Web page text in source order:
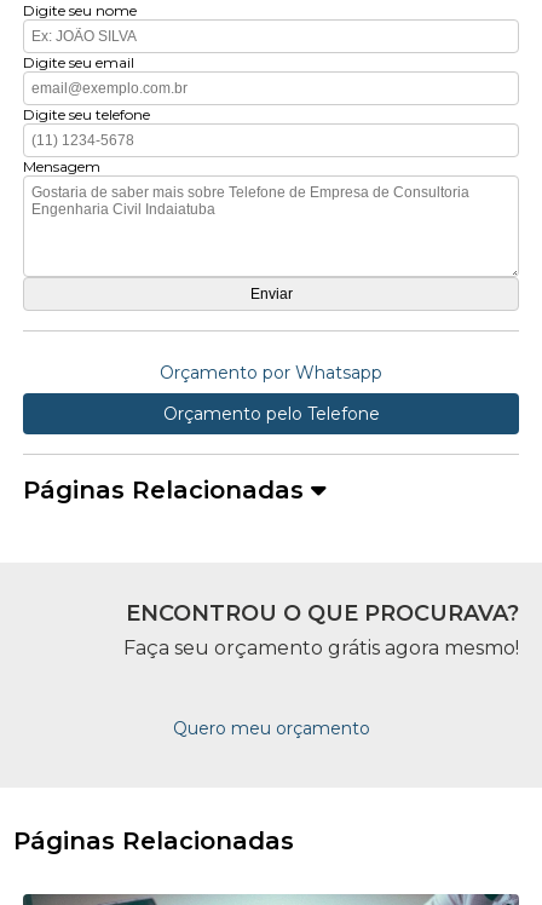
Digite seu nome
Digite seu email
Digite seu telefone
Mensagem
Orçamento por Whatsapp
Orçamento pelo Telefone
Páginas Relacionadas
ENCONTROU O QUE PROCURAVA?
Faça seu orçamento grátis agora mesmo!
Quero meu orçamento
Páginas Relacionadas